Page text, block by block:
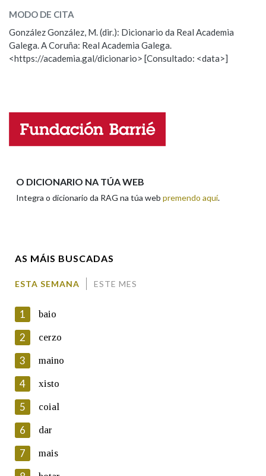
OUTRAS OPCIÓNS DE BUSCA
Marcas gramaticais
restelo (restrelo1)
restelo (restrelo2)
ESCOLLE UNHA OPCIÓN:
Propoño mellorar a definición
Falta unha voz
Comentario
En cumprimento da normativa vixente en materia de
Protección de Datos de Carácter Persoal, a Real Academia
Galega informa a aqueles usuarios que faciliten o seu correo
electrónico, así como calquera outra información de carácter
persoal, que estes datos serán obxecto de tratamento
automatizado de carácter confidencial e incorporados aos seus
MODO DE CITA
González González, M. (dir.): Dicionario da Real Academia
Galega. A Coruña: Real Academia Galega.
<https://academia.gal/dicionario> [Consultado: <data>]
O DICIONARIO NA TÚA WEB
Integra o dicionario da RAG na túa web premendo aquí.
AS MÁIS BUSCADAS
ESTA SEMANA ESTE MES
1 baio
2 cerzo
3 maino
4 xisto
5 coial
6 dar
7 mais